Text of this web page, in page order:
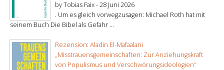
by Tobias Faix -28 Juni 2026
. Um es gleich vorwegzusagen: Michael Roth hat mit
seinem Buch Die Bibel als Gefahr ...
Rezension: Aladin El-Mafaalani
„Misstrauensgemeinschaften: Zur Anziehungskraft
von Populismus und Verschwörungsideologien“